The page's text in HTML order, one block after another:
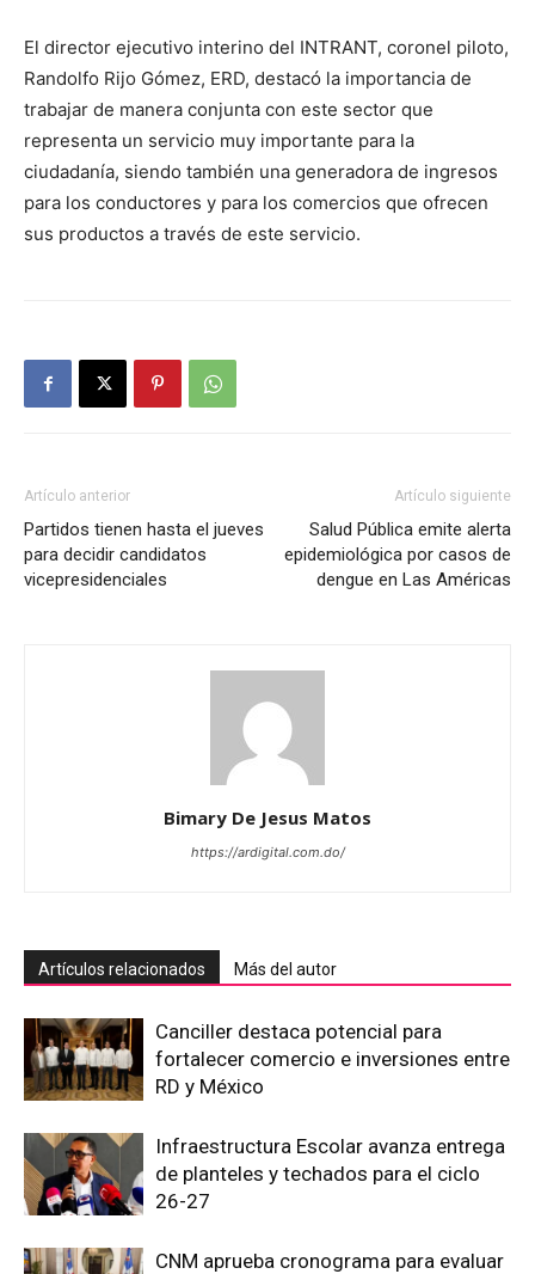
El director ejecutivo interino del INTRANT, coronel piloto,
Randolfo Rijo Gómez, ERD, destacó la importancia de
trabajar de manera conjunta con este sector que
representa un servicio muy importante para la
ciudadanía, siendo también una generadora de ingresos
para los conductores y para los comercios que ofrecen
sus productos a través de este servicio.
Artículo anterior
Partidos tienen hasta el jueves
para decidir candidatos
vicepresidenciales
Artículo siguiente
Salud Pública emite alerta
epidemiológica por casos de
dengue en Las Américas
Bimary De Jesus Matos
https://ardigital.com.do/
Artículos relacionados Más del autor
Canciller destaca potencial para
fortalecer comercio e inversiones entre
RD y México
Infraestructura Escolar avanza entrega
de planteles y techados para el ciclo
26-27
CNM aprueba cronograma para evaluar